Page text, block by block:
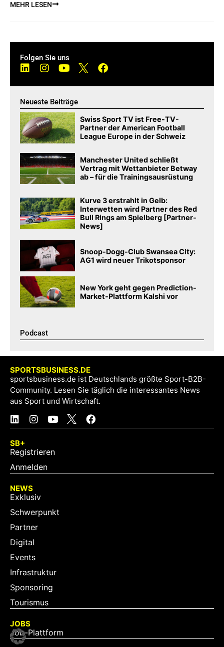
MEHR LESEN
Folgen Sie uns
Neueste Beiträge
Swiss Sport TV ist Free-TV-
Partner der American Football
League Europe in der Schweiz
Manchester United schließt
Vertrag mit Wettanbieter Betway
ab – für die Trainingsausrüstung
Kurve 3 erstrahlt in Gelb:
Interwetten wird Partner des Red
Bull Rings am Spielberg [Partner-
News]
Snoop-Dogg-Club Swansea City:
AG1 wird neuer Trikotsponsor
New York geht gegen Prediction-
Market-Plattform Kalshi vor
Podcast​
SPORTSBUSINESS.DE
sportsbusiness.de ist Deutschlands größte Sport-B2B-
Community. Lesen Sie täglich die interessantes News
aus Sport und Wirtschaft.
SB+
Registrieren
Anmelden
NEWS
Exklusiv
Schwerpunkt
Partner
Digital
Events
Infrastruktur
Sponsoring
Tourismus
JOBS
Job-Plattform